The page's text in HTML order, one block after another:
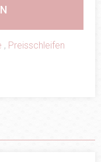
, Preisschleifen